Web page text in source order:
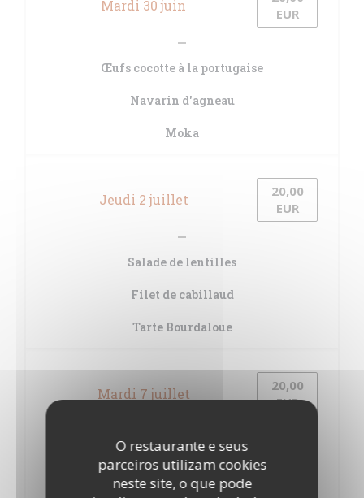
O restaurante e seus
parceiros utilizam cookies
neste site, o que pode
Mardi 30 juin
EUR
Œufs cocotte à la portugaise
Navarin d'agneau
Moka
Jeudi 2 juillet
20,00
EUR
Salade de lentilles
Filet de cabillaud
Tarte Bourdaloue
Mardi 7 juillet
20,00
EUR
Salade de pommes de terre
Bavette Aloyau, galettes de pommes de terre